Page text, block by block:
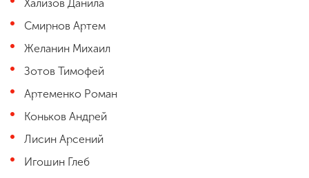
Хализов Данила
Смирнов Артем
Желанин Михаил
Зотов Тимофей
Артеменко Роман
Коньков Андрей
Лисин Арсений
Игошин Глеб